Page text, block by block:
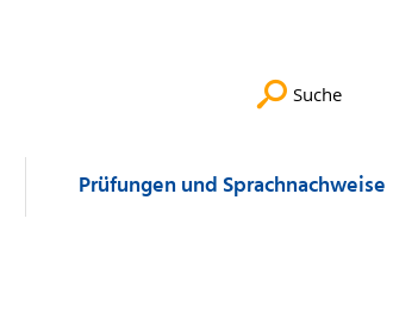
Suche
Prüfungen und Sprachnachweise